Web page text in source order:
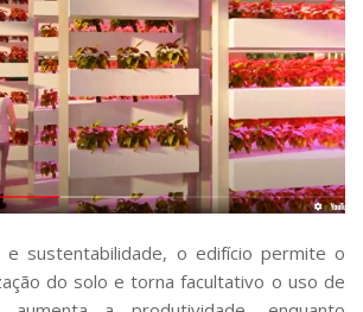
e sustentabilidade, o edifício permite o
do solo e tornafacultativo o uso de